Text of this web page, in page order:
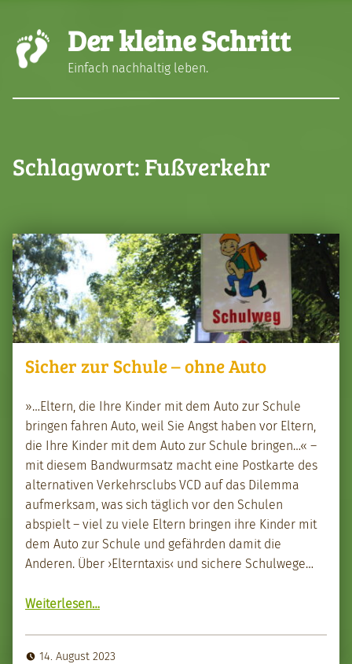
Der kleine Schritt
Einfach nachhaltig leben.
Schlagwort: Fußverkehr
Sicher zur Schule – ohne Auto
»…Eltern, die Ihre Kinder mit dem Auto zur Schule
brin­gen fahren Auto, weil Sie Angst haben vor Eltern,
die Ihre Kinder mit dem Auto zur Schule brin­gen…« –
mit diesem Band­wurm­satz macht eine Postkarte des
alter­na­tiv­en Verkehrsclubs VCD auf das Dilem­ma
aufmerk­sam, was sich täglich vor den Schulen
abspielt – viel zu viele Eltern brin­gen ihre Kinder mit
dem Auto zur Schule und gefährden damit die
Anderen. Über ›Eltern­taxis‹ und sichere Schul­wege…
Weit­er­lesen“Sich­er zur Schule – ohne Auto”
…
14. August 2023